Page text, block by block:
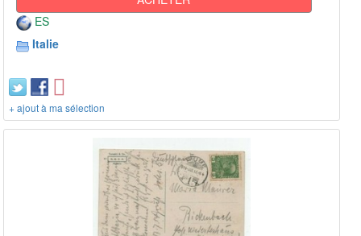
ES
Italie
+ ajout à ma sélection